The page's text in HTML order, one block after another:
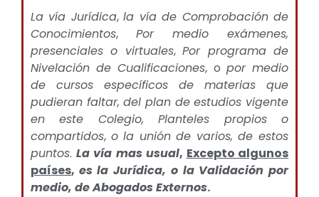
La vía Jurídica,la vía de Comprobación de
Conocimientos, Por medio exámenes,
presenciales o virtuales,Por programa de
Nivelación de Cualificaciones, o por medio
de cursos específicos de materias que
pudieran faltar, del plan de estudios vigente
en este Colegio, Planteles propios o
compartidos, o la unión de varios, de estos
puntos. La vía mas usual, Excepto algunos
países, es la Jurídica, o la Validación por
medio, de Abogados Externos.